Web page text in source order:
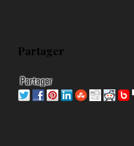
Partager